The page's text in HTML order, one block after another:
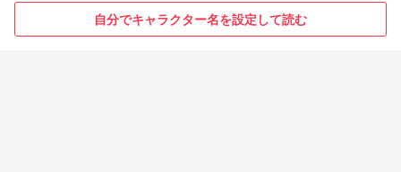
自分でキャラクター名を設定して読む